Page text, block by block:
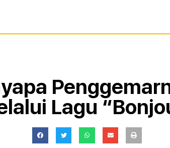
Lagu